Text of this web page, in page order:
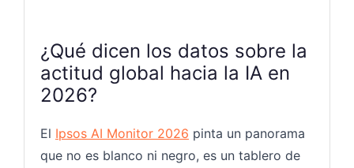
¿Qué dicen los datos sobre la
actitud global hacia la IA en
2026?
El Ipsos AI Monitor 2026 pinta un panorama
que no es blanco ni negro, es un tablero de